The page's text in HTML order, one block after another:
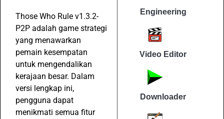
Those Who Rule v1.3.2-
P2P adalah game strategi
yang menawarkan
pemain kesempatan
untuk mengendalikan
kerajaan besar. Dalam
versi lengkap ini,
pengguna dapat
menikmati semua fitur
Engineering
Video Editor
Downloader